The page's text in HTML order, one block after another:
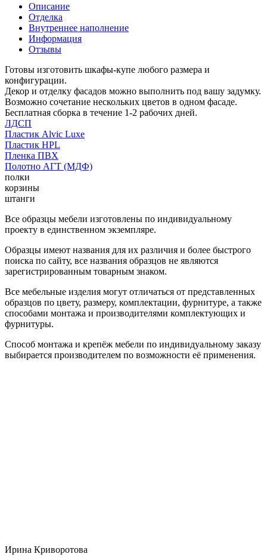
Описание
Отделка
Внутреннее наполнение
Информация
Отзывы
Готовы изготовить шкафы-купе любого размера и
конфигурации.
Декор и отделку фасадов можно выполнить под вашу задумку.
Возможно сочетание нескольких цветов в одном фасаде.
Бесплатная сборка в течение 1-2 рабочих дней.
ЛДСП
Пластик Alvic Luxe
Пластик HPL
Пленка ПВХ
Полотно АГТ (МДФ)
полки
корзины
штанги
Все образцы мебели изготовлены по индивидуальному
проекту в единственном экземпляре.
Образцы имеют названия для их различия и более быстрого
поиска по сайту, все названия образцов не являются
зарегистрированным товарным знаком.
Все мебельные изделия могут отличаться от представленных
образцов по цвету, размеру, комплектации, фурнитуре, а также
способами монтажа и производителями комплектующих и
фурнитуры.
Способ монтажа и крепёж мебели по индивидуальному заказу
выбирается производителем по возможности её применения.
Ирина Криворотова